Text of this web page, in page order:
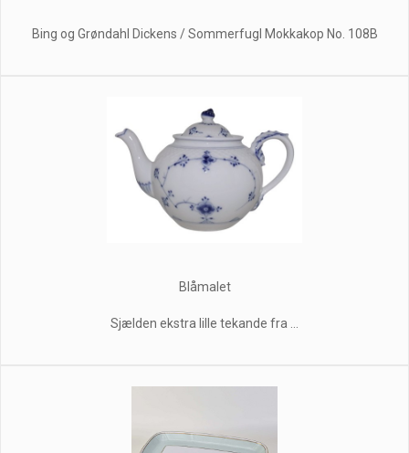
Bing og Grøndahl Dickens / Sommerfugl Mokkakop No. 108B
Blåmalet
Sjælden ekstra lille tekande fra ...